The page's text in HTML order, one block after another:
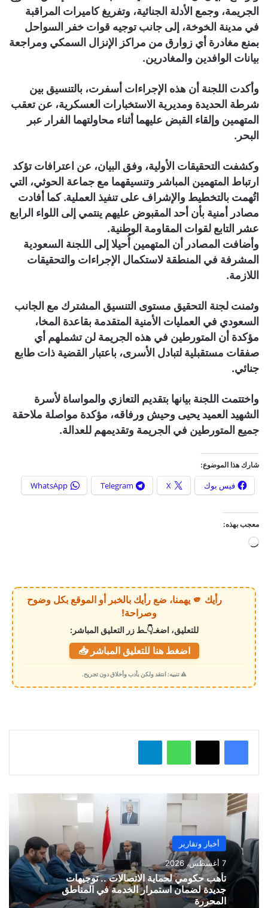
الجريمة، وجمع الأدلة الجنائية، وتفريغ كاميرات المراقبة
في مدينة الخوخة، إلى جانب توجيه قوات خفر السواحل
بمنع مغادرة أي زوارق من مراكز الإنزال السمكي ومراجعة
بيانات الوافدين والمغادرين.
وأكدت اللجنة أن هذه الإجراءات أسفرت، بالتنسيق بين
شرطة الحديدة ومديرية الاستخبارات العسكرية، عن تعقب
المتهمين وإلقاء القبض عليهما أثناء محاولتهما الفرار عبر
البحر.
وكشفت التحقيقات الأولية، وفق البيان، عن اعترافات تؤكد
ارتباط المتهمين المباشر وتنسيقهما مع جماعة الحوثي، التي
اتُهمت بالتخطيط والإشراف على تنفيذ العملية. كما أفادت
مصادر أمنية بأن أحد المقبوض عليهم ينتمي إلى اللواء الرابع
عشر التابع لقوات المقاومة الوطنية.
وأضافت المصادر أن المتهمين أُحيلا إلى اللجنة السعودية
المشرفة في المنطقة لاستكمال الإجراءات والتحقيقات
اللازمة.
وثمنت لجنة التحقيق مستوى التنسيق المشترك مع الجانب
السعودي في العمليات الأمنية المتقدمة بقاعدة المخا،
مؤكدة أن المتورطين في هذه الجريمة لن تشملهم أي
صفقات مستقبلية لتبادل الأسرى، باعتبار القضية ذات طابع
جنائي.
واختتمت اللجنة بيانها بتقديم التعازي والمواساة لأسرة
الشهيد العميد يحيى وحيش ورفاقه، مؤكدة مواصلة ملاحقة
جميع المتورطين في الجريمة وتقديمهم للعدالة.
شارك هذا الموضوع:
فيس بوك X
Telegram
WhatsApp
معجب بهذه:
ي
م
ي
رأيك 🫵 يهمنا، ضع رأيك بالخبر أو الموقع بكل وضوح
وصراحة!
للتعليق، اضغـ👇ـط زر التعليق المباشر:
اضغط هنا للتعليق المباشر 📥
⚠️ تنبيه: انتقد ولكن بأدب وأخلاق دون تجريح.
واتساب
أخبار وتقارير
7 أغسطس، 2026
تأهب حكومي لحماية الاتصالات .. توجيهات
جديدة لضمان استمرار الخدمة في المناطق
المحررة